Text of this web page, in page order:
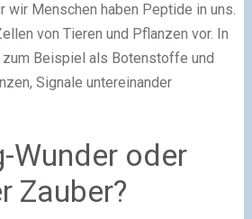
wir Menschen haben Peptide in uns.
von Tieren und Pflanzen vor. In
Beispiel als Botenstoffe und
Signale untereinander
Wunder oder
Zauber?